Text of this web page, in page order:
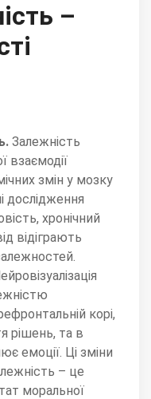
–
Залежність
взаємодії
змін у мозку
дослідження
хронічний
відіграють
корі,
рішень, та в
емоції. Ці зміни
– це
моральної